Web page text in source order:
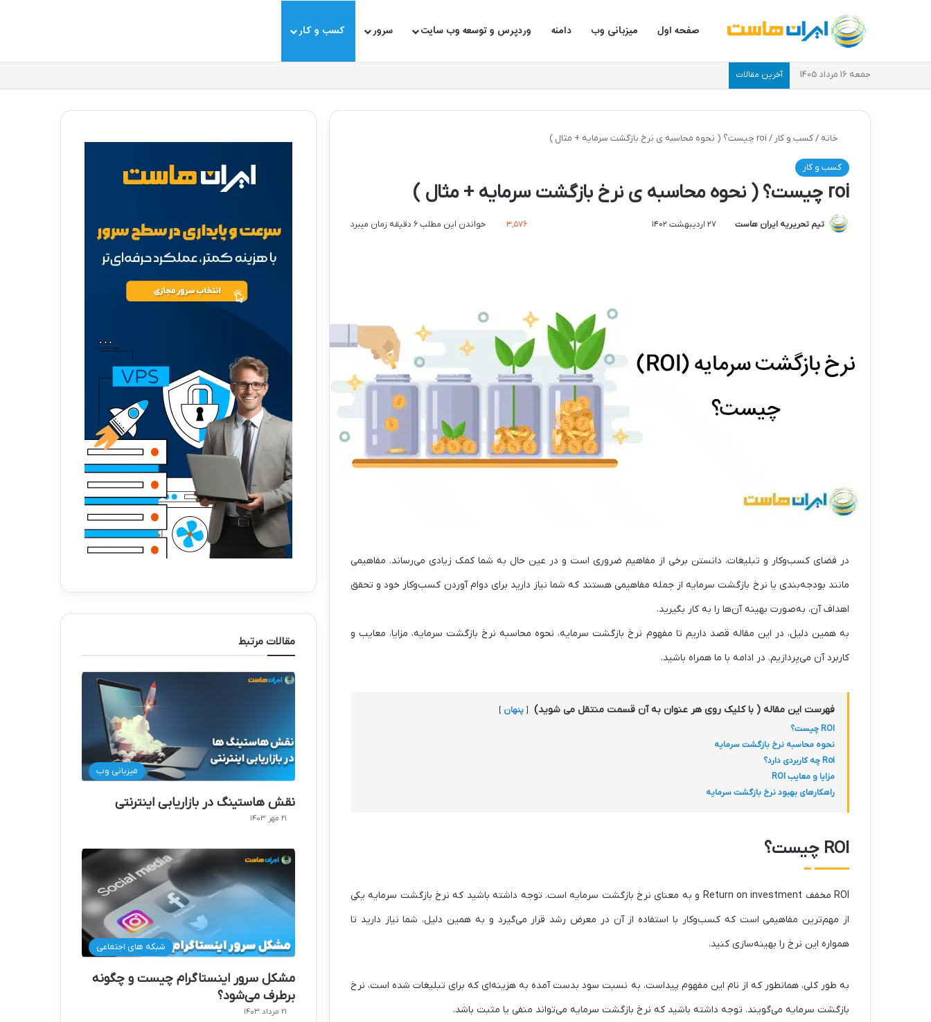
صفحه اول میزبانی وب دامنه وردپرس و توسعه وب سایت سرور کسب و کار
جمعه 16 مرداد 1405 آخرین مقالات
خانه /کسب و کار / roi چیست؟ ( نحوه محاسبه ی نرخ بازگشت سرمایه + مثال )
کسب و کار
roi چیست؟ ( نحوه محاسبه ی نرخ بازگشت سرمایه + مثال )
تیم تحریریه ایران هاست ۲۷ اردیبهشت ۱۴۰۲ ۳,۵۷۶ خواندن این مطلب ۶ دقیقه زمان میبرد
در فضای کسب‌وکار و تبلیغات، دانستن برخی از مفاهیم ضروری است و در عین حال به شما کمک زیادی می‌رساند. مفاهیمی
مانند بودجه‌بندی یا نرخ بازگشت سرمایه از جمله مفاهیمی هستند که شما نیاز دارید برای دوام آوردن کسب‌وکار خود و تحقق
اهداف آن، به‌صورت بهینه آن‌ها را به کار بگیرید.
به همین دلیل، در این مقاله قصد داریم تا مفهوم نرخ بازگشت سرمایه، نحوه محاسبه نرخ بازگشت سرمایه، مزایا، معایب و
کاربرد آن می‌پردازیم. در ادامه با ما همراه باشید.
فهرست این مقاله ( با کلیک روی هر عنوان به آن قسمت منتقل می شوید)
پنهان
ROI چیست؟
نحوه محاسبه نرخ بازگشت سرمایه
Roi چه کاربردی دارد؟
مزایا و معایب ROI
راهکارهای بهبود نرخ بازگشت سرمایه
ROI چیست؟
ROI مخفف Return on investment و به معنای نرخ بازگشت سرمایه است. توجه داشته باشید که نرخ بازگشت سرمایه یکی
از مهم‌ترین مفاهیمی است که کسب‌وکار با استفاده از آن در معرض رشد قرار می‌گیرد و به همین دلیل، شما نیاز دارید تا
همواره این نرخ را بهینه‌سازی کنید.
به طور کلی، همانطور که از نام این مفهوم پیداست، به نسبت سود بدست آمده به هزینه‌ای که برای تبلیغات شده است، نرخ
بازگشت سرمایه می‌گویند. توجه داشته باشید که نرخ بازگشت سرمایه می‌تواند منفی یا مثبت باشد.
مقالات مرتبط
میزبانی وب
نقش هاستینگ در بازاریابی اینترنتی
۲۱ مهر ۱۴۰۳
شبکه های اجتماعی
مشکل سرور اینستاگرام چیست و چگونه
برطرف می‌شود؟
۲۱ مرداد ۱۴۰۳